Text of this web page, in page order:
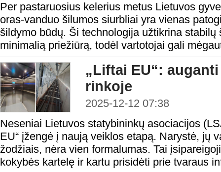
Per pastaruosius kelerius metus Lietuvos
oras-vanduo šilumos siurbliai yra vienas
šildymo būdų. Ši technologija užtikrina
minimalią priežiūrą, todėl vartotojai gali
„Liftai EU“:
rinkoje
2025-12-12 07:38
Neseniai Lietuvos statybininkų asociacijos
EU“ įžengė į naują veiklos etapą. Narystė, jų
žodžiais, nėra vien formalumas. Tai
kokybės kartelę ir kartu prisidėti prie tvaraus